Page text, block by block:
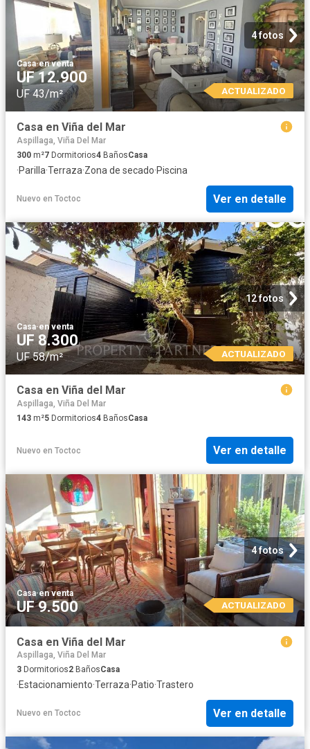
4 fotos
Casa·en venta
UF 12.900
UF 43/m² ACTUALIZADO
Casa en Viña del Mar
Aspillaga, Viña Del Mar
300 m²7 Dormitorios4 BañosCasa
·Parilla·Terraza·Zona de secado·Piscina
Nuevo en Toctoc Ver en detalle
12 fotos
Casa·en venta
UF 8.300
UF 58/m² ACTUALIZADO
Casa en Viña del Mar
Aspillaga, Viña Del Mar
143 m²5 Dormitorios4 BañosCasa
Nuevo en Toctoc Ver en detalle
4 fotos
Casa·en venta
UF 9.500 ACTUALIZADO
Casa en Viña del Mar
Aspillaga, Viña Del Mar
3 Dormitorios2 BañosCasa
·Estacionamiento·Terraza·Patio·Trastero
Nuevo en Toctoc Ver en detalle